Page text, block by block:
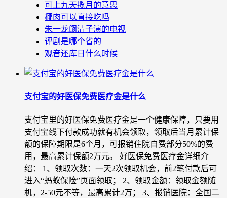
可上九天揽月的意思
椰肉可以直接吃吗
朱一龙阚清子演的电视
评剧是哪个省的
观音还库日什么时候
支付宝的好医保免费医疗金是什么
支付宝里的好医保免费医疗金是一个健康保障，只要用
支付宝线下付款成功就有机会领取，领取后当月累计保
额的保障期限是6个月，可报销住院自费部分50%的费
用，最高累计保额2万元。 好医保免费医疗金详细介
绍： 1、领取次数：一天2次领取机会，前2笔付款后可
进入“蚂蚁保险”页面领取； 2、领取金额：领取金额随
机，2-50元不等，最高累计2万； 3、报销医院：全国二